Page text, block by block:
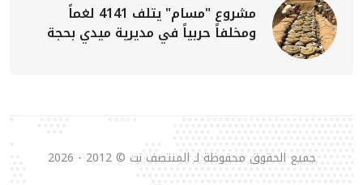
مشروع "مسام" يتلف 4141 لغماً
ومخلفاً حربياً في مديرية ميدي بحجة
جميع الحقوق محفوظة لـ المنتصف نت © 2012 - 2026